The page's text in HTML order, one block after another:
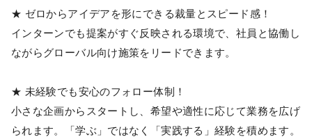
★ ゼロからアイデアを形にできる裁量とスピード感！
インターンでも提案がすぐ反映される環境で、社員と協働し
ながらグローバル向け施策をリードできます。
★ 未経験でも安心のフォロー体制！
小さな企画からスタートし、希望や適性に応じて業務を広げ
られます。「学ぶ」ではなく「実践する」経験を積めます。